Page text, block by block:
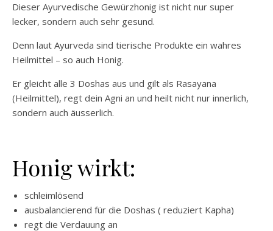
Dieser Ayurvedische Gewürzhonig ist nicht nur super
lecker, sondern auch sehr gesund.
Denn laut Ayurveda sind tierische Produkte ein wahres
Heilmittel – so auch Honig.
Er gleicht alle 3 Doshas aus und gilt als Rasayana
(Heilmittel), regt dein Agni an und heilt nicht nur innerlich,
sondern auch äusserlich.
Honig wirkt:
schleimlösend
ausbalancierend für die Doshas ( reduziert Kapha)
regt die Verdauung an